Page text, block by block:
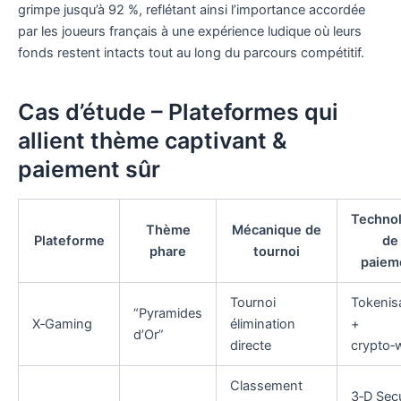
grimpe jusqu’à 92 %, reflétant ainsi l’importance accordée
par les joueurs français à une expérience ludique où leurs
fonds restent intacts tout au long du parcours compétitif.
Cas d’étude – Plateformes qui
allient thème captivant &
paiement sûr
Plateforme
Thème
phare
Mécanique de
tournoi
de
X‑Gaming
“Pyramides
d’Or”
Tournoi
élimination
directe
+
Classement
3‑D